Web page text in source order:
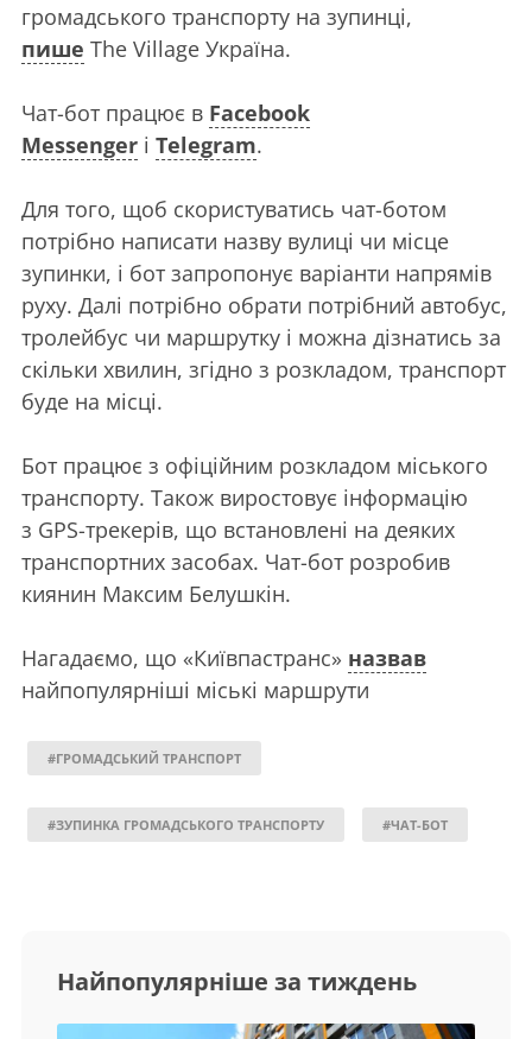
громадського транспорту на зупинці,
пише The Village Україна.
Чат-бот працює в Facebook
Messenger і Telegram.
Для того, щоб скористуватись чат-ботом
потрібно написати назву вулиці чи місце
зупинки, і бот запропонує варіанти напрямів
руху. Далі потрібно обрати потрібний автобус,
тролейбус чи маршрутку і можна дізнатись за
скільки хвилин, згідно з розкладом, транспорт
буде на місці.
Бот працює з офіційним розкладом міського
транспорту. Також виростовує інформацію
з GPS-трекерів, що встановлені на деяких
транспортних засобах. Чат-бот розробив
киянин Максим Белушкін.
Нагадаємо, що «Київпастранс» назвав
найпопулярніші міські маршрути
#ГРОМАДСЬКИЙ ТРАНСПОРТ
#ЗУПИНКА ГРОМАДСЬКОГО ТРАНСПОРТУ #ЧАТ-БОТ
Найпопулярніше за тиждень